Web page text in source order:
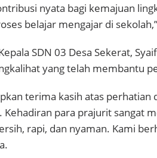
nyata bagi kemajuan
belajar mengajar di
SDN 03 Desa Sekerat,
yang telah membantu
terima kasih atas perhatian
para prajurit sangat
rapi, dan nyaman. Kami